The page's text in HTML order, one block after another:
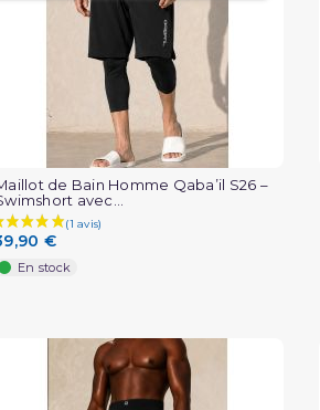
de Bain Homme Qaba’il S26 –
avec...
€
En stock